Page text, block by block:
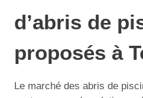
d’abris de
proposés à
Le marché des abris de